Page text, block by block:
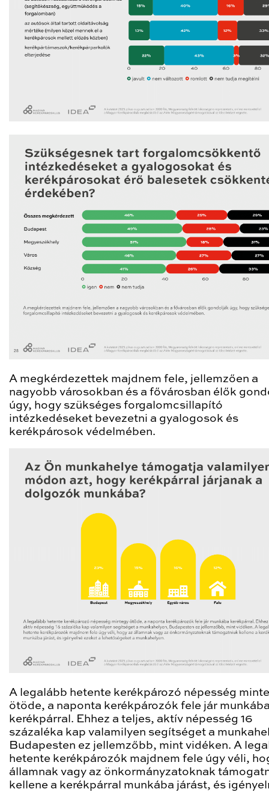
A megkérdezettek majdnem fele, jellemzően a
nagyobb városokban és a fővárosban élők
úgy, hogy szükséges forgalomcsillapító
intézkedéseket bevezetni a gyalogosok és
kerékpárosok védelmében.
A legalább hetente kerékpározó népesség
ötöde, a naponta kerékpározók fele jár
kerékpárral. Ehhez a teljes, aktív népesség 16
százaléka kap valamilyen segítséget a
Budapesten ez jellemzőbb, mint vidéken. A
hetente kerékpározók majdnem fele úgy véli,
államnak vagy az önkormányzatoknak
kellene a kerékpárral munkába járást, és